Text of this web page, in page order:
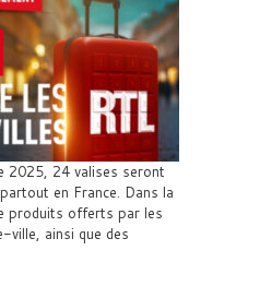
2025, 24 valises seront
en France. Dans la
produits offerts par les
ville, ainsi que des